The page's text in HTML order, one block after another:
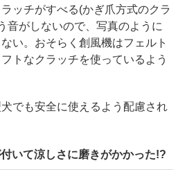
ッチがすべる(かぎ爪方式のクラ
音がしないので、写真のように
い。おそらく創風機はフェルト
トなクラッチを使っているよう
でも安全に使えるよう配慮され
いて涼しさに磨きがかかった!?